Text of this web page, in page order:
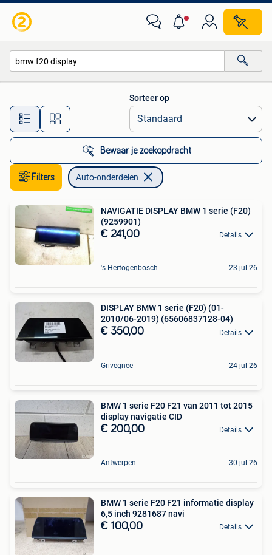
Alle afstanden…
Sorteer op
Bewaar je zoekopdracht
Filters Auto-onderdelen
NAVIGATIE DISPLAY BMW 1 serie (F20)
(9259901)
€ 241,00 Details
's-Hertogenbosch 23 jul 26
DISPLAY BMW 1 serie (F20) (01-
2010/06-2019) (65606837128-04)
€ 350,00 Details
Grivegnee 24 jul 26
BMW 1 serie F20 F21 van 2011 tot 2015
display navigatie CID
€ 200,00 Details
Antwerpen 30 jul 26
BMW 1 serie F20 F21 informatie display
6,5 inch 9281687 navi
€ 100,00 Details